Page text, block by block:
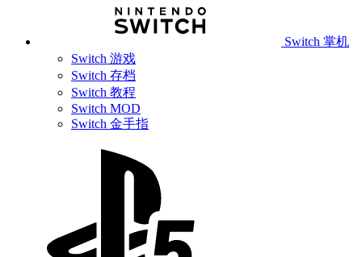
Switch 掌机
Switch 游戏
Switch 存档
Switch 教程
Switch MOD
Switch 金手指